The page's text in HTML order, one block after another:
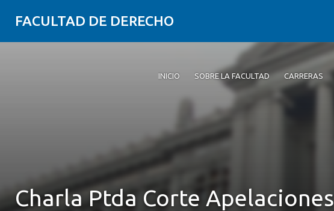
FACULTAD DE DERECHO
INICIO SOBRE LA FACULTAD CARRERAS
Charla Ptda Corte Apelaciones